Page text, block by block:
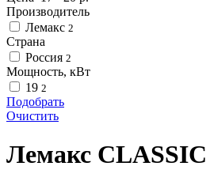
Производитель
Лемакс 2
Страна
Россия 2
Мощность, кВт
19 2
Подобрать
Очистить
Лемакс CLASSIC